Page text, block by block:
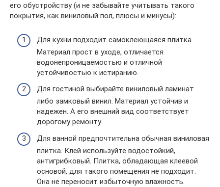
его обустройству (и не забывайте учитывать такого
покрытия, как виниловый пол, плюсы и минусы):
Для кухни подходит самоклеющаяся плитка.
Материал прост в уходе, отличается
водонепроницаемостью и отличной
устойчивостью к истиранию.
Для гостиной выбирайте виниловый ламинат
либо замковый винил. Материал устойчив и
надежен. А его внешний вид соответствует
дорогому ремонту.
Для ванной предпочтительна обычная виниловая
плитка. Клей используйте водостойкий,
антигрибковый. Плитка, обладающая клеевой
основой, для такого помещения не подходит.
Она не переносит избыточную влажность.